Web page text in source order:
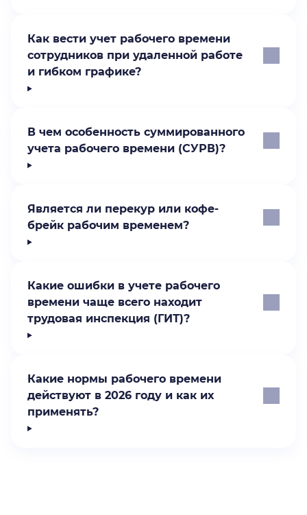
Как вести учет рабочего времени
сотрудников при удаленной работе
и гибком графике?
В чем особенность суммированного
учета рабочего времени (СУРВ)?
Является ли перекур или кофе-
брейк рабочим временем?
Какие ошибки в учете рабочего
времени чаще всего находит
трудовая инспекция (ГИТ)?
Какие нормы рабочего времени
действуют в 2026 году и как их
применять?